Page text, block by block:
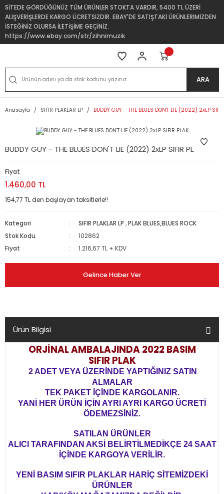
SİTEDE GÖRDÜĞÜNÜZ TÜM ÜRÜNLER STOKTA VARDIR, 5400 TL ÜZERİ
ALIŞVERİŞLERDE KARGO ÜCRETSİZDİR. EBAY'DE SATIŞTAKİ ÜRÜNLERİMİZDEN
İSTEĞİNİZ OLURSA İLETİŞİME GEÇİNİZ.
https://www.ebay.com/str/zihnimuzik
ARA
Anasayfa SIFIR PLAKLAR LP BUDDY GUY - THE BLUES DON'T LIE (2022) 2xLP
BUDDY GUY - THE BLUES DON'T LIE (2022) 2xLP SIFIR PLAK
Fiyat
1.460,00 TL
154,77 TL den başlayan taksitlerle!!
Kategori SIFIR PLAKLAR LP ,PLAK BLUES,BLUES ROCK
Stok Kodu
102862
Fiyat
1.216,67 TL + KDV
Gelince Haber Ver
Ürün Bilgisi
ORJİNAL AMBALAJINDA2022 BASIM
SIFIR PLAK
2 ADET VEYA ÜZERİNDE YAPTIĞINIZ SATIN
ALMALAR
TEK PAKET İÇİNDE KARGOLANIR.
YANİ HER ÜRÜN İÇİN AYRI AYRI KARGO ÜCRETİ
ÖDEMEZSİNİZ.
SATILAN ÜRÜNLER
ALICI TARAFINDAN AKSİ BELİRTİLMEDİKÇE 24 SAAT
İÇİNDE KARGOYA VERİLİR.
YENİ BASIM SIFIR PLAKLAR HARİÇ SİTEMİZDEKİ
ÜRÜNLER